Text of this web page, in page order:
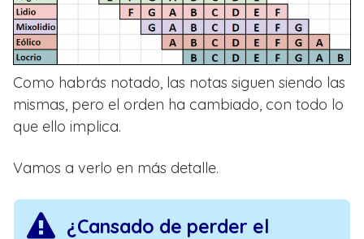
Como habrás notado, las notas siguen siendo las
mismas, pero el orden ha cambiado, con todo lo
que ello implica.
Vamos a verlo en más detalle.
¿Cansado de perder el